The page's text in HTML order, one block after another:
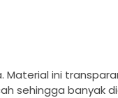
ini
sehingga banyak